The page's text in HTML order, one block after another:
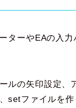
ターやEAの入
ルの矢印設定、
setファイルを